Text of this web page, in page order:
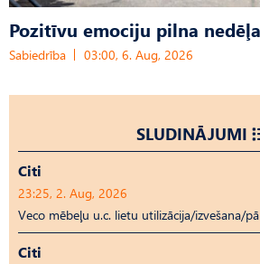
Pozitīvu emociju pilna
Sabiedrība 03:00, 6. Aug, 2026
SLUDINĀJUMI
Citi
23:25, 2. Aug, 2026
Veco mēbeļu u.c. lietu utilizācija/izvešana/
Citi